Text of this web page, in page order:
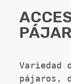
Variedad
pájaros,